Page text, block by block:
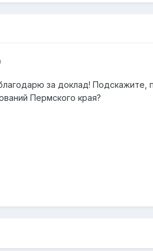
за доклад! Подскажите,
Пермского края?